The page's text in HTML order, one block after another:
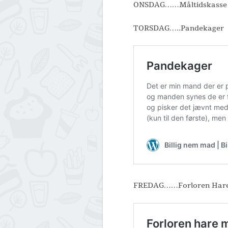
ONSDAG……Måltidskasse
TORSDAG…..Pandekager
FREDAG……Forloren